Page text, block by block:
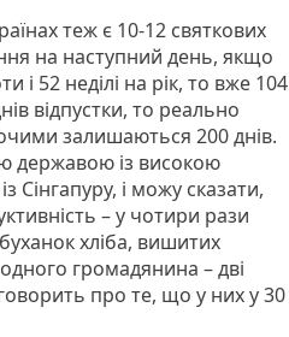
теж є 10-12 святкових
на наступний день, якщо
і 52 неділі на рік, то вже 104
відпустки, то реально
залишаються 200 днів.
державою із високою
Сінгапуру, і можу сказати,
– у чотири рази
хліба, вишитих
громадянина – дві
про те, що у них у 30